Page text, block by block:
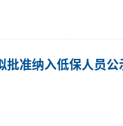
批准纳入低保人员